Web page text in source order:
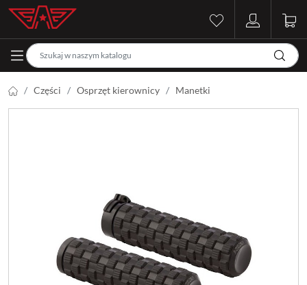
Części Osprzęt kierownicy Manetki